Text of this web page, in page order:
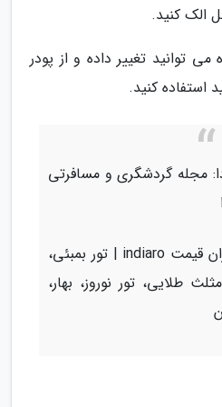
می توانید تغییر داده و از پودر
استفاده کنید.
مجله گردشگری و مسافرتی
: تور هند ارزان قیمت indiaro | تور بمبئی،
طلایی، تور نوروز، بهار،